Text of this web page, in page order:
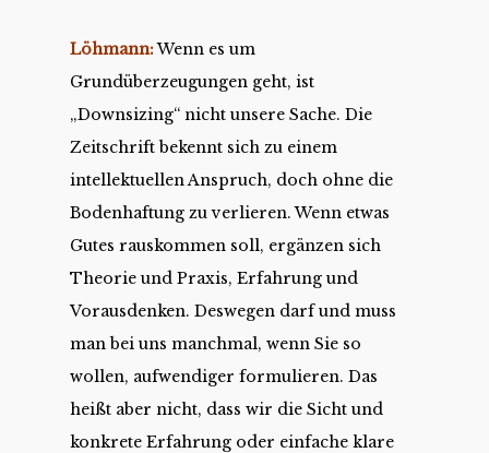
Löhmann:Wenn es um
Grundüberzeugungen geht, ist
„Downsizing“ nicht unsere Sache. Die
Zeitschrift bekennt sich zu einem
intellektuellen Anspruch, doch ohne die
Bodenhaftung zu verlieren. Wenn etwas
Gutes rauskommen soll, ergänzen sich
Theorie und Praxis, Erfahrung und
Vorausdenken. Deswegen darf und muss
man bei uns manchmal, wenn Sie so
wollen, aufwendiger formulieren. Das
heißt aber nicht, dass wir die Sicht und
konkrete Erfahrung oder einfache klare